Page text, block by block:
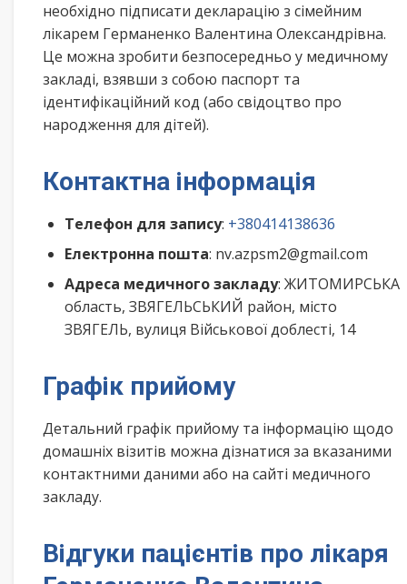
необхідно підписати декларацію з сімейним
лікарем Германенко Валентина Олександрівна.
Це можна зробити безпосередньо у медичному
закладі, взявши з собою паспорт та
ідентифікаційний код (або свідоцтво про
народження для дітей).
Контактна інформація
Телефон для запису: +380414138636
Електронна пошта: nv.azpsm2@gmail.com
Адреса медичного закладу: ЖИТОМИРСЬКА
область, ЗВЯГЕЛЬСЬКИЙ район, місто
ЗВЯГЕЛЬ, вулиця Військової доблесті, 14
Графік прийому
Детальний графік прийому та інформацію щодо
домашніх візитів можна дізнатися за вказаними
контактними даними або на сайті медичного
закладу.
Відгуки пацієнтів про лікаря